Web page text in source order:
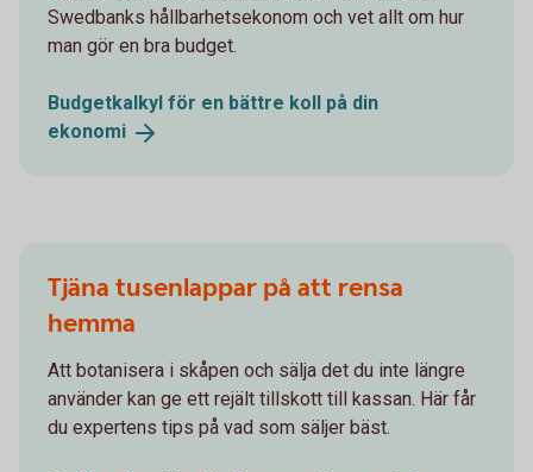
Swedbanks hållbarhetsekonom och vet allt om hur
man gör en bra budget.
Budgetkalkyl för en bättre koll på din
ekonomi
Tjäna tusenlappar på att rensa
hemma
Att botanisera i skåpen och sälja det du inte längre
använder kan ge ett rejält tillskott till kassan. Här får
du expertens tips på vad som säljer bäst.